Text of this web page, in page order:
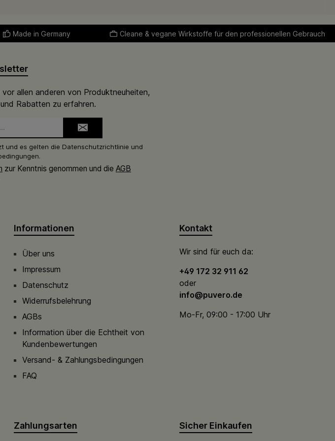
Made in Germany Cleane & vegane Wirkstoffe für den professionellen Gebrauch
allen anderen von Produktneuheiten,
Rabatten zu erfahren.
und es gelten die Datenschutzrichtlinie und
.
zur Kenntnis genommen und die AGB
Informationen
Über uns
Impressum
Datenschutz
Widerrufsbelehrung
AGBs
Information über die Echtheit von
Kundenbewertungen
Versand- & Zahlungsbedingungen
FAQ
Kontakt
Wir sind für euch da:
+49 172 32 911 62
oder
info@puvero.de
Mo-Fr, 09:00 - 17:00 Uhr
Zahlungsarten Sicher Einkaufen